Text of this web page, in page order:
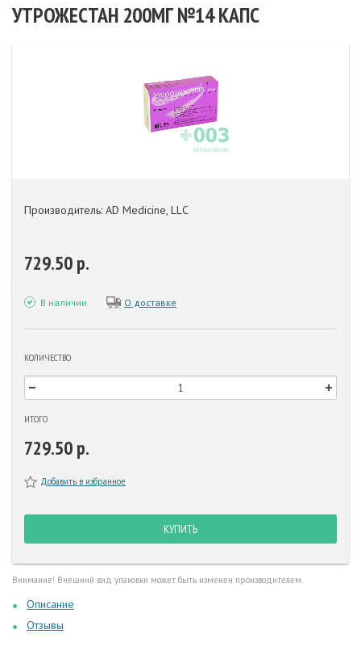
УТРОЖЕСТАН 200МГ №14 КАПС
Производитель: AD Medicine, LLС
729.50 р.
В наличии О доставке
КОЛИЧЕСТВО
ИТОГО
729.50 р.
Добавить в избранное
КУПИТЬ
Внимание! Внешний вид упаковки может быть изменен производителем.
Описание
Отзывы